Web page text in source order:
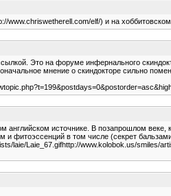
www.chriswetherell.com/elf/) и на
Это на форуме инфернального
мнение о скиндокторе сильно
источнике. В позапрошлом веке,
и фитоэссенций в том числе (секрет
laie/Laie_67.gifhttp://www.kolobok.us/smiles/